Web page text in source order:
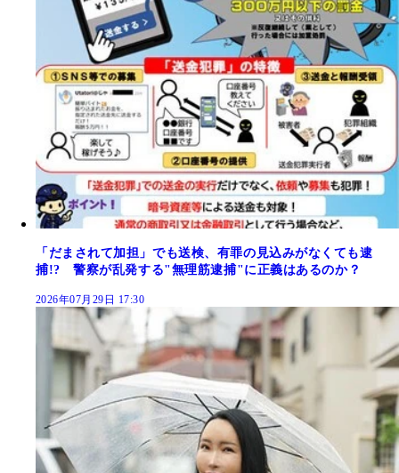
「だまされて加担」でも送検、有罪の見込みがなくても逮
捕!? 警察が乱発する"無理筋逮捕"に正義はあるのか？
2026年07月29日 17:30